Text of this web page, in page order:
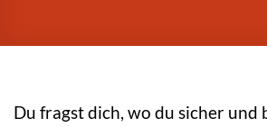
Du fragst dich, wo du sicher und